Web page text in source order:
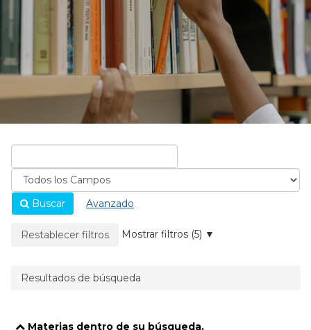
Buscar
Avanzado
La página se recargará cuando se elimine un filtro.
Restablecer filtros Mostrar filtros (5)
Resultados de búsqueda
Materias dentro de su búsqueda.